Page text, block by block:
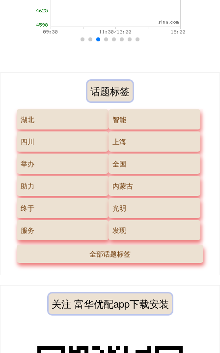
话题标签
湖北 智能
四川 上海
举办 全国
助力 内蒙古
终于 光明
服务 发现
全部话题标签
关注 富华优配app下载安装